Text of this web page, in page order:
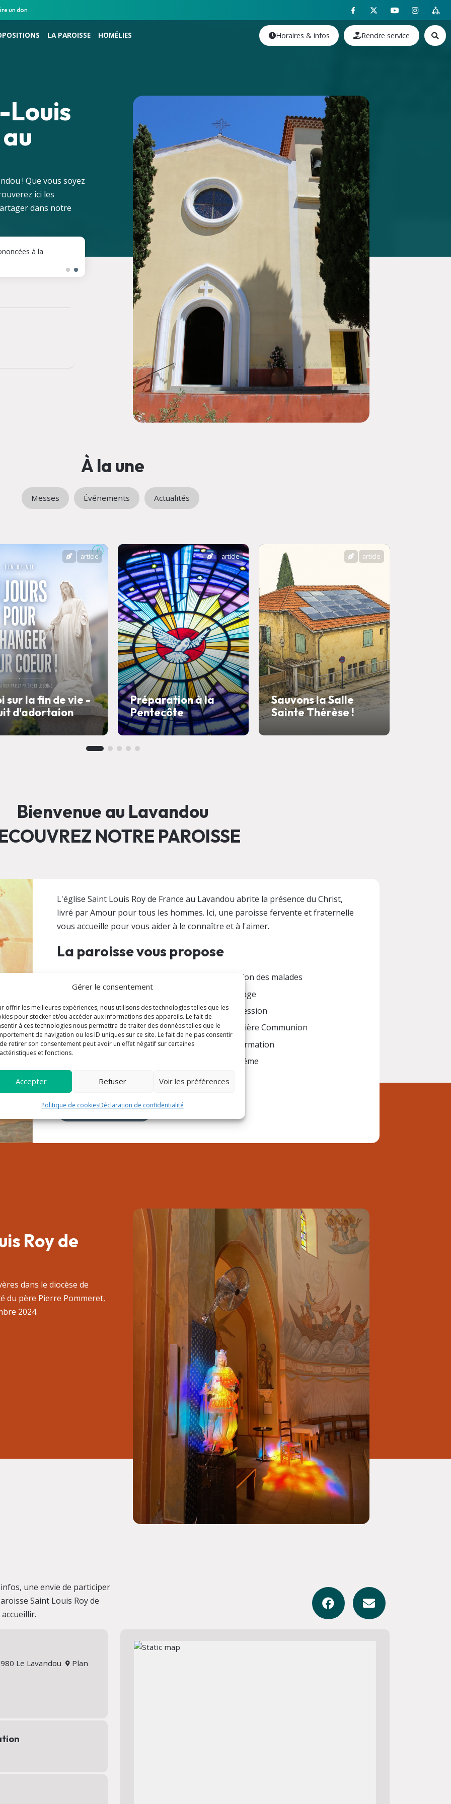
un don
Gérer le consentement
offrir les meilleures expériences, nous utilisons des technologies telles que les
pour stocker et/ou accéder aux informations des appareils. Le fait de
à ces technologies nous permettra de traiter des données telles que le
de navigation ou les ID uniques sur ce site. Le fait de ne pas consentir
retirer son consentement peut avoir un effet négatif sur certaines
et fonctions.
Accepter Refuser Voir les préférences
Politique de cookiesDéclaration de confidentialité
LA PAROISSE HOMÉLIES Horaires & infos Rendre service
Louis
! Que vous soyez
ici les
dans notre
à la
"Magnifica Humanitas" : 14 août, Débat sur le thème : IA,
Détails
À la une
Messes Événements Actualités
sur la fin de vie -
d'adortaion
article
Préparation à la
Pentecôte
article
Sauvons la Salle
Sainte Thérèse !
article
Bienvenue au Lavandou
NOTRE PAROISSE
L'église Saint Louis Roy de France au Lavandou abrite la présence du Christ,
livré par Amour pour tous les hommes. Ici, une paroisse fervente et fraternelle
vous accueille pour vous aider à le connaître et à l'aimer.
La paroisse vous propose
Messe
Prière
Rencontre
Onction des malades
Mariage
Confession
Première Communion
Confirmation
Baptême
Plus de propositions
Roy de
dans le diocèse de
du père Pierre Pommeret,
2024.
une envie de participer
Saint Louis Roy de
Le Lavandou
Plan